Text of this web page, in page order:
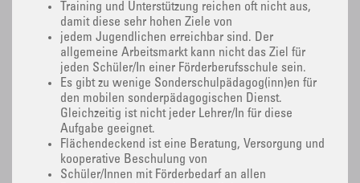
Training und Unterstützung reichen oft nicht aus,
damit diese sehr hohen Ziele von
jedem Jugendlichen erreichbar sind. Der
allgemeine Arbeitsmarkt kann nicht das Ziel für
jeden Schüler/In einer Förderberufsschule sein.
Es gibt zu wenige Sonderschulpädagog(inn)en für
den mobilen sonderpädagogischen Dienst.
Gleichzeitig ist nicht jeder Lehrer/In für diese
Aufgabe geeignet.
Flächendeckend ist eine Beratung, Versorgung und
kooperative Beschulung von
Schüler/Innen mit Förderbedarf an allen